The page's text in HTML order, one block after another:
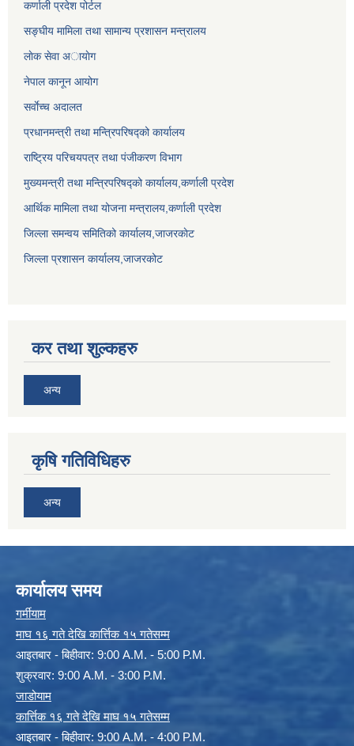
कर्णाली प्रदेश पोर्टल
सङ्घीय मामिला तथा सामान्य प्रशासन मन्त्रालय
लाेक सेवा अायाेग
नेपाल कानून आयोग
सर्वाेच्च अदालत
प्रधानमन्त्री तथा मन्त्रिपरिषद्को कार्यालय
राष्ट्रिय परिचयपत्र तथा पंजीकरण विभाग
मुख्यमन्त्री तथा मन्त्रिपरिषद्को कार्यालय,कर्णाली प्रदेश
आर्थिक मामिला तथा योजना मन्त्रालय,कर्णाली प्रदेश
जिल्ला समन्वय समितिको कार्यालय,जाजरकाेट
जिल्ला प्रशासन कार्यालय,जाजरकोट
कर तथा शुल्कहरु
अन्य
कृषि गतिविधिहरु
अन्य
कार्यालय समय
गर्मीयाम
माघ १६ गते देखि कार्त्तिक १५ गतेसम्म
आइतबार - बिहीवार: 9:00 A.M. - 5:00 P.M.
शुक्रवार: 9:00 A.M. - 3:00 P.M.
जाडोयाम
कार्त्तिक १६ गते देखि माघ १५ गतेसम्म
आइतबार - बिहीवार: 9:00 A.M. - 4:00 P.M.